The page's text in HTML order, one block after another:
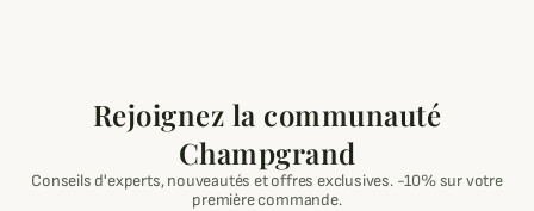
Rejoignez la communauté
Champgrand
Conseils d'experts, nouveautés et offres exclusives. -10% sur votre
première commande.